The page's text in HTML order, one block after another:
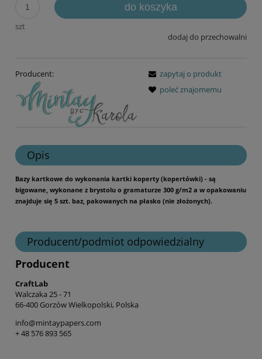
szt
do koszyka
dodaj do przechowalni
Producent:
zapytaj o produkt
poleć znajomemu
Opis
Bazy kartkowe do wykonania kartki koperty (kopertówki) - są
bigowane, wykonane z brystolu o gramaturze 300 g/m2 a w opakowaniu
znajduje się 5 szt. baz, pakowanych na płasko (nie złożonych).
Producent/podmiot odpowiedzialny
Producent
CraftLab
Walczaka 25 - 71
66-400 Gorzów Wielkopolski, Polska
info@mintaypapers.com
+ 48 576 893 565